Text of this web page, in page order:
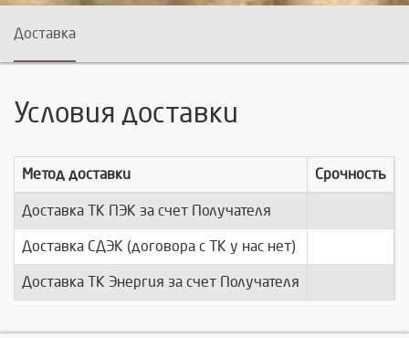
Доставка
Условия доставки
Метод доставки Срочность
Доставка ТК ПЭК за счет Получателя
Доставка СДЭК (договора с ТК у нас нет)
Доставка ТК Энергия за счет Получателя